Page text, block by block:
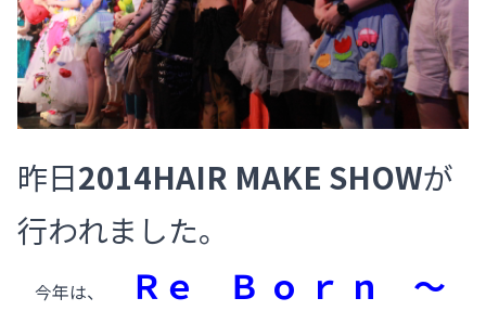
昨日2014HAIR MAKE SHOWが
行われました。
今年は、
Ｒｅ Ｂ ｏ ｒ ｎ ～